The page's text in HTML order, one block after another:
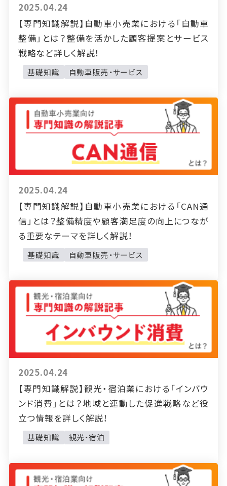
2025.04.24
【専門知識解説】自動車小売業における「自動車
整備」とは？整備を活かした顧客提案とサービス
戦略など詳しく解説！
基礎知識 自動車販売・サービス
2025.04.24
【専門知識解説】自動車小売業における「CAN通
信」とは？整備精度や顧客満足度の向上につなが
る重要なテーマを詳しく解説！
基礎知識 自動車販売・サービス
2025.04.24
【専門知識解説】観光・宿泊業における「インバウ
ンド消費」とは？地域と連動した促進戦略など役
立つ情報を詳しく解説！
基礎知識 観光・宿泊